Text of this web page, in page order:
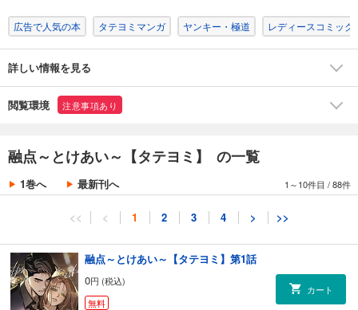
広告で人気の本 タテヨミマンガ ヤンキー・極道 レディースコミック
詳しい情報を見る
閲覧環境 注意事項あり
融点～とけあい～【タテヨミ】 の一覧
1巻へ 最新刊へ 1～10件目 /88件
<< < 1 2 3 4 > >>
融点～とけあい～【タテヨミ】第1話
0円 (税込)
無料
カート